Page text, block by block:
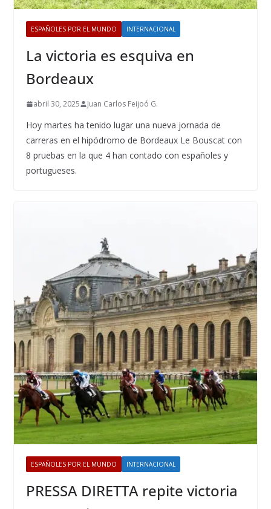
ESPAÑOLES POR EL MUNDO INTERNACIONAL
La victoria es esquiva en
Bordeaux
abril 30, 2025 Juan Carlos Feijoó G.
Hoy martes ha tenido lugar una nueva jornada de
carreras en el hipódromo de Bordeaux Le Bouscat con
8 pruebas en la que 4 han contado con españoles y
portugueses.
ESPAÑOLES POR EL MUNDO INTERNACIONAL
PRESSA DIRETTA repite victoria